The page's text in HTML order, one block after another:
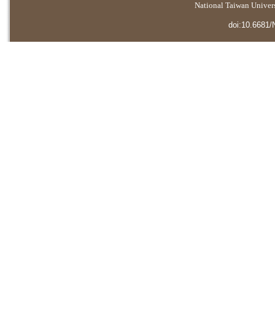
National Taiwan
doi:10.6681/